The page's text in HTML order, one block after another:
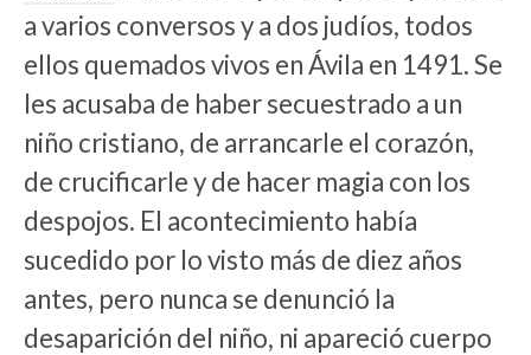
a varios conversos y a dos judíos, todos
ellos quemados vivos en Ávila en 1491. Se
les acusaba de haber secuestrado a un
niño cristiano, de arrancarle el corazón,
de crucificarle y de hacer magia con los
despojos. El acontecimiento había
sucedido por lo visto más de diez años
antes, pero nunca se denunció la
desaparición del niño, ni apareció cuerpo